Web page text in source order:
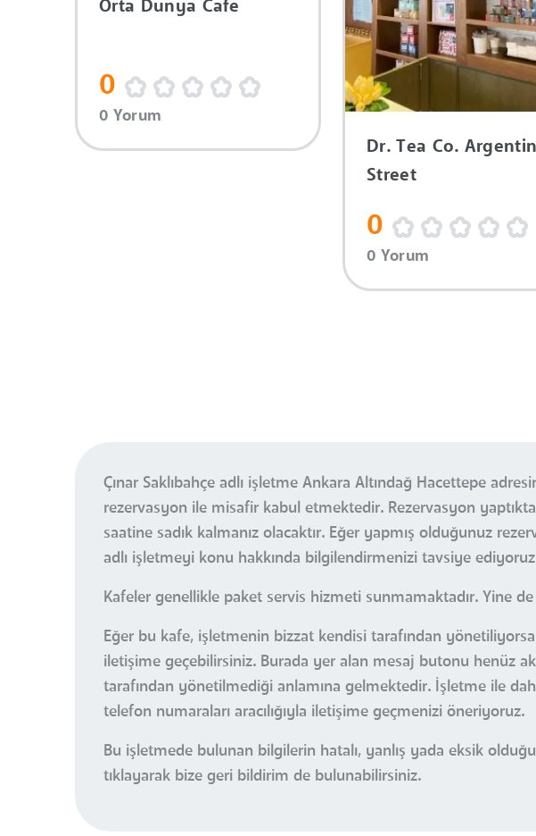
Orta Dunya Cafe
0
0 Yorum
Dr. Tea Co.
Street
0
0 Yorum
Çınar Saklıbahçe adlı işletme Ankara Altındağ Hacettepe
rezervasyon ile misafir kabul etmektedir. Rezervasyon
saatine sadık kalmanız olacaktır. Eğer yapmış olduğunuz
adlı işletmeyi konu hakkında bilgilendirmenizi tavsiye
Kafeler genellikle paket servis hizmeti sunmamaktadır. Yine
Eğer bu kafe, işletmenin bizzat kendisi tarafından
iletişime geçebilirsiniz. Burada yer alan mesaj butonu henüz
tarafından yönetilmediği anlamına gelmektedir. İşletme ile
telefon numaraları aracılığıyla iletişime geçmenizi öneriyoruz.
Bu işletmede bulunan bilgilerin hatalı, yanlış yada eksik
tıklayarak bize geri bildirim de bulunabilirsiniz.